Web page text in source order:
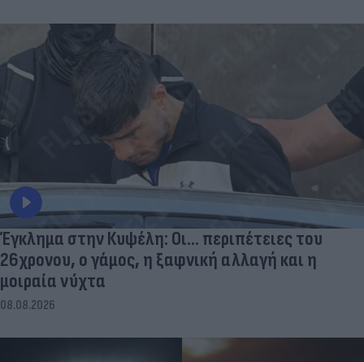
Έγκλημα στην Κυψέλη: Οι... περιπέτειες του
26χρονου, ο γάμος, η ξαφνική αλλαγή και η
μοιραία νύχτα
08.08.2026